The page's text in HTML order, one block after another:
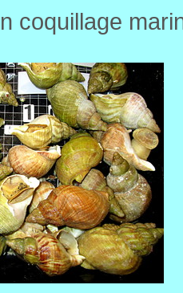
coquillage